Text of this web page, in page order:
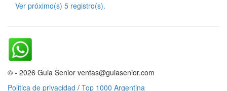
Ver próximo(s) 5 registro(s).
© - 2026 Guia Senior ventas@guiasenior.com
Politica de privacidad / Top 1000 Argentina